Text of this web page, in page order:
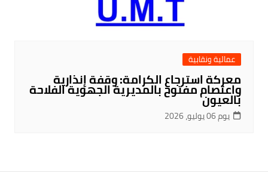
عمالية ونقابية
معركة استرجاع الكرامة: وقفة إنذارية
واعتصام مفتوح بالمديرية الجهوية الفلاحة
بالعيون
يوم 06 يوليو، 2026